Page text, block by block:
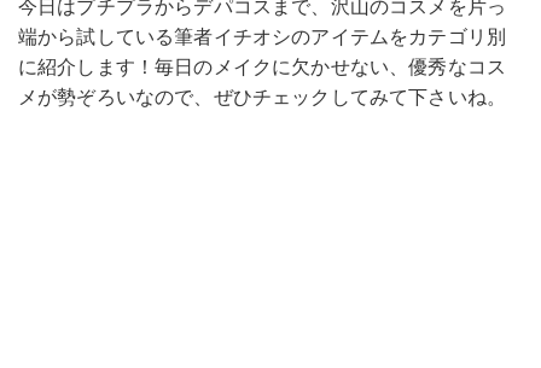
今日はプチプラからデパコスまで、沢山のコスメを片っ
端から試している筆者イチオシのアイテムをカテゴリ別
に紹介します！毎日のメイクに欠かせない、優秀なコス
メが勢ぞろいなので、ぜひチェックしてみて下さいね。